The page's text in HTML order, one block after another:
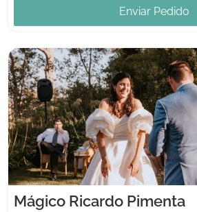
Enviar Pedido
Mágico Ricardo Pimenta